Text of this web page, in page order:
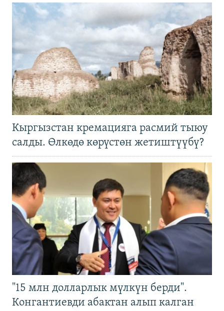
Кыргызстан кремацияга расмий тыюу
салды. Өлкөдө көрүстөн жетиштүүбү?
"15 млн долларлык мүлкүн берди".
Конгантиевди абактан алып калган